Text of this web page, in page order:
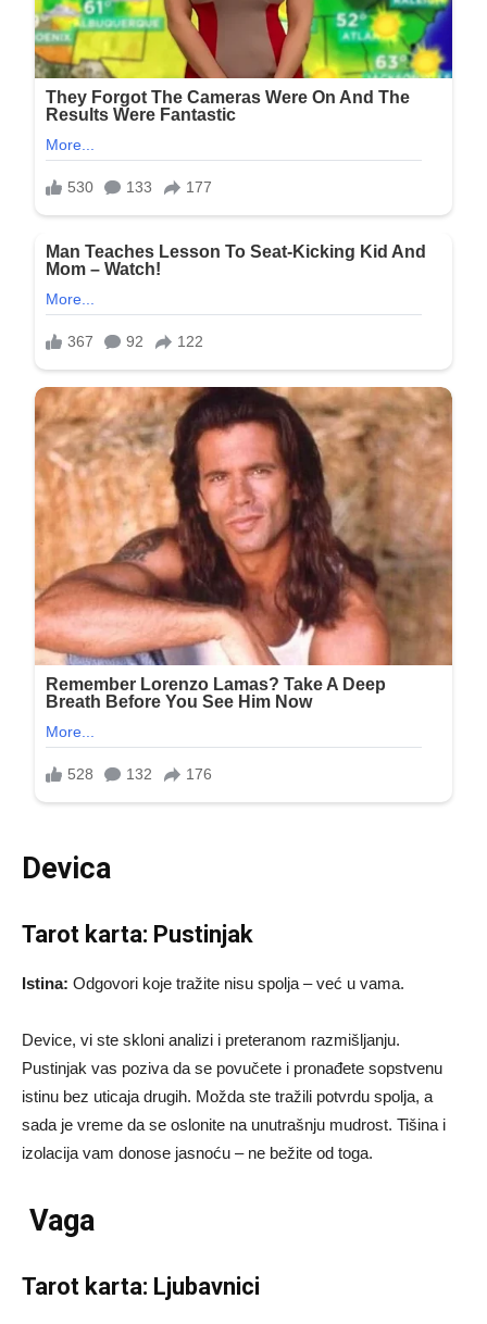
Devica
Tarot karta: Pustinjak
Istina: Odgovori koje tražite nisu spolja – već u vama.
Device, vi ste skloni analizi i preteranom razmišljanju.
Pustinjak vas poziva da se povučete i pronađete sopstvenu
istinu bez uticaja drugih. Možda ste tražili potvrdu spolja, a
sada je vreme da se oslonite na unutrašnju mudrost. Tišina i
izolacija vam donose jasnoću – ne bežite od toga.
Vaga
Tarot karta: Ljubavnici